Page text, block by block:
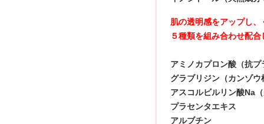
肌の透明感をアップし
５種類を組み合わせ配合
アミノカプロン酸（抗
グラブリジン（カンゾ
アスコルビルリン酸Na
プラセンタエキス
アルブチン